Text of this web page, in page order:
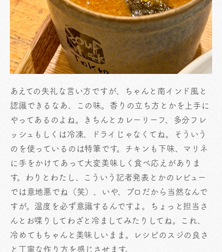
あえての失礼な言い方ですが、ちゃんと南インド風と
認識できるなあ、この味。香りの立ち方とかを上手に
やってあるのよね。きちんとカレーリーフ、多分フレ
ッシュもしくは冷凍、ドライじゃなくてね。そういう
のを使っているのは特筆です。チキンも下味、マリネ
に手をかけてあって大変美味しく食べ応えがありま
す。わりとわたし、こういう記者発表とかのレビュー
では意地悪でね（笑）、いや、プロだから当然なんで
すが。温度を必ず意識するんですよ。ちょっと担当さ
んとお喋りしてわざと冷ましてみたりしてね。これ、
冷めてもちゃんと美味しいまま。レシピのスジの良さ
と丁寧な作り方を感じさせます。